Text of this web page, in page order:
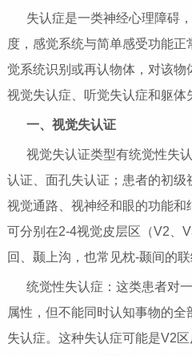
失认症是一类神经心理障碍
度，感觉系统与简单感受功能
觉系统识别或再认物体，对该
视觉失认症、听觉失认症和躯体
一、视觉失认证
视觉失认证类型有统觉性失
认证、面孔失认证；患者的初级
视觉通路、视神经和眼的功能
可分别在2-4视觉皮层区（V2、
回、颞上沟，也常见枕-颞间的联
统觉性失认症：这类患者对
属性，但不能同时认知事物的
失认症。这种失认症可能是V2